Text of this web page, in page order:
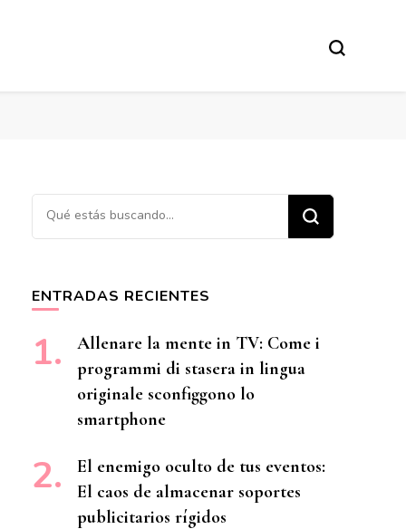
¿Buscas algo?
ENTRADAS RECIENTES
Allenare la mente in TV: Come i
programmi di stasera in lingua
originale sconfiggono lo
smartphone
El enemigo oculto de tus eventos:
El caos de almacenar soportes
publicitarios rígidos